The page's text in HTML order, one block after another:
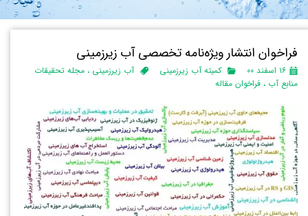
فراخوان انتشار ویژه‌نامه تخصصی آب زیرزمینی
۱۶ اسفند ۰۰ کمیته آب زیرزمینی آب زیرزمینی ، مجله تحقیقات
منابع آب ، فراخوان مقاله